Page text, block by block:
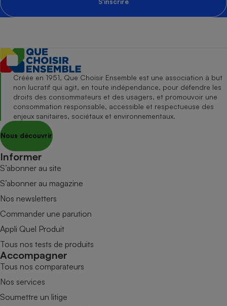
S'inscrire
Créée en 1951, Que Choisir Ensemble est une association à but
non lucratif qui agit, en toute indépendance, pour défendre les
droits des consommateurs et des usagers, et promouvoir une
consommation responsable, accessible et respectueuse des
enjeux sanitaires, sociétaux et environnementaux.
Nous découvrir
Informer
S’abonner au site
S’abonner au magazine
Nos newsletters
Commander une parution
Appli Quel Produit
Tous nos tests de produits
Accompagner
Tous nos comparateurs
Nos services
Soumettre un litige